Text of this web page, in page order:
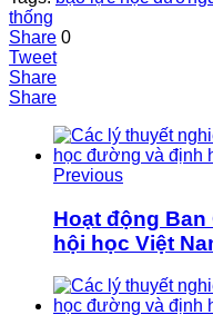
thống
Share 0
Tweet
Share
Share
Previous
Hoạt động Ban
hội học Việt